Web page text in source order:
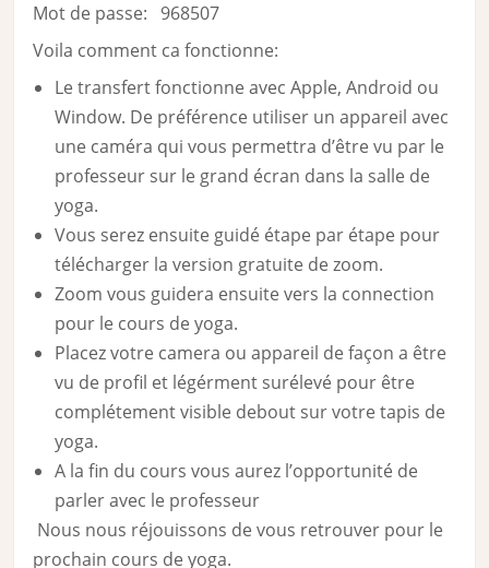
Mot de passe: 968507
Voila comment ca fonctionne:
Le transfert fonctionne avec Apple, Android ou
Window. De préférence utiliser un appareil avec
une caméra qui vous permettra d’être vu par le
professeur sur le grand écran dans la salle de
yoga.
Vous serez ensuite guidé étape par étape pour
télécharger la version gratuite de zoom.
Zoom vous guidera ensuite vers la connection
pour le cours de yoga.
Placez votre camera ou appareil de façon a être
vu de profil et légérment surélevé pour être
complétement visible debout sur votre tapis de
yoga.
A la fin du cours vous aurez l’opportunité de
parler avec le professeur
Nous nous réjouissons de vous retrouver pour le
prochain cours de yoga.